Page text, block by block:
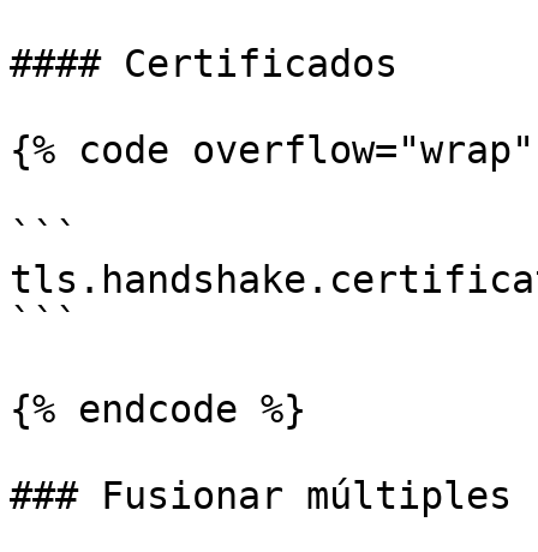
#### Certificados
{% code
```
```
{% endcode %}
### Fusionar múltiples